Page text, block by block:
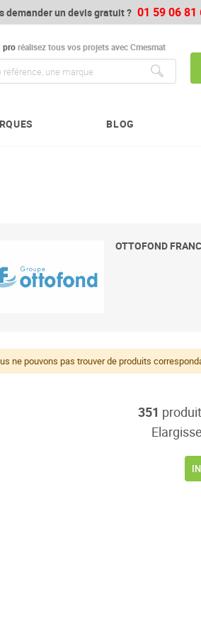
demander un devis gratuit ? 01 59 06 81
proréalisez tous vos projets avec Cmesmat
BLOG
OTTOFOND
ne pouvons pas trouver de produits
351